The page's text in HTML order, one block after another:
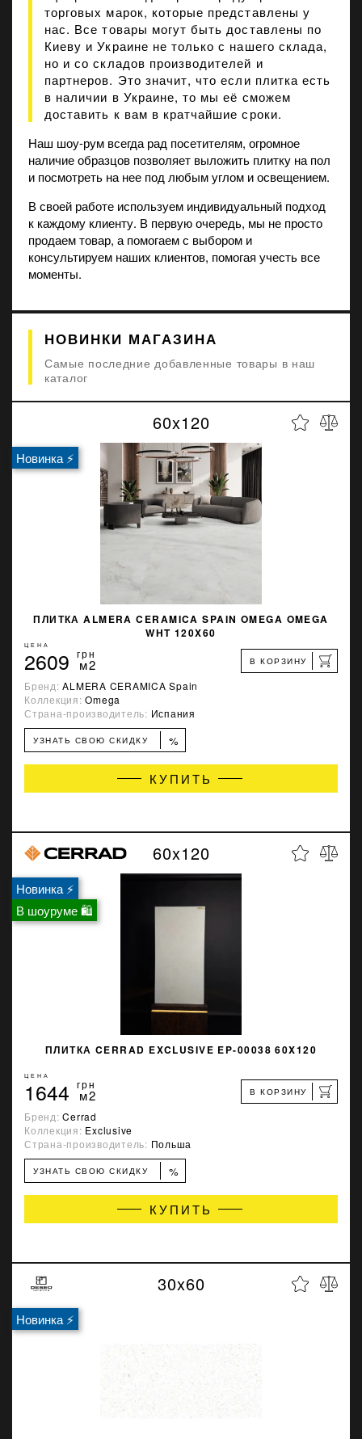
торговых марок, которые представлены у
нас. Все товары могут быть доставлены по
Киеву и Украине не только с нашего склада,
но и со складов производителей и
партнеров. Это значит, что если плитка есть
в наличии в Украине, то мы её сможем
доставить к вам в кратчайшие сроки.
Наш шоу-рум всегда рад посетителям, огромное
наличие образцов позволяет выложить плитку на пол
и посмотреть на нее под любым углом и освещением.
В своей работе используем индивидуальный подход
к каждому клиенту. В первую очередь, мы не просто
продаем товар, а помогаем с выбором и
консультируем наших клиентов, помогая учесть все
моменты.
НОВИНКИ МАГАЗИНА
Самые последние добавленные товары в наш
каталог
Новинка ⚡
60x120
ПЛИТКА ALMERA CERAMICA SPAIN OMEGA OMEGA
WHT 120X60
ЦЕНА
2609 грн
м2 В КОРЗИНУ
Бренд:ALMERA CERAMICA Spain
Коллекция:Omega
Страна-производитель: Испания
УЗНАТЬ СВОЮ СКИДКУ %
КУПИТЬ
Новинка ⚡
В шоуруме 🛍
60x120
ПЛИТКА CERRAD EXCLUSIVE EP-00038 60X120
ЦЕНА
1644 грн
м2 В КОРЗИНУ
Бренд:Cerrad
Коллекция: Exclusive
Страна-производитель: Польша
УЗНАТЬ СВОЮ СКИДКУ %
КУПИТЬ
Новинка ⚡
30x60